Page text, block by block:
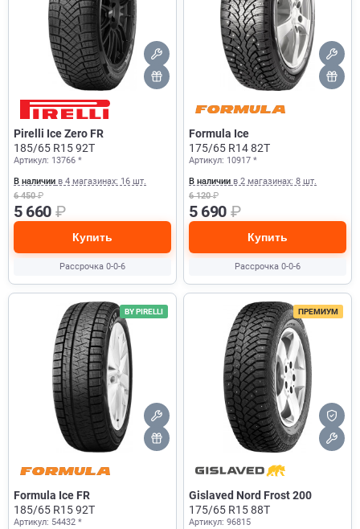
Pirelli Ice Zero FR
185/65 R15 92T
Артикул: 13766 *
В наличии в 4 магазинах: 16 шт.
6 450₽
5 660 ₽
Купить
Рассрочка 0-0-6
Formula Ice
175/65 R14 82T
Артикул: 10917 *
В наличии в 2 магазинах: 8 шт.
6 120₽
5 690 ₽
Купить
Рассрочка 0-0-6
BY PIRELLI
Formula Ice FR
185/65 R15 92T
Артикул: 54432 *
ПРЕМИУМ
Gislaved Nord Frost 200
175/65 R15 88T
Артикул: 96815